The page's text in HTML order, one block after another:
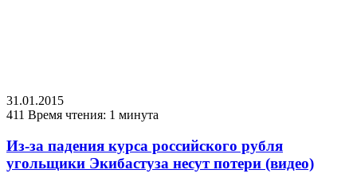
31.01.2015
411 Время чтения: 1 минута
Из-за падения курса российского рубля
угольщики Экибастуза несут потери (видео)